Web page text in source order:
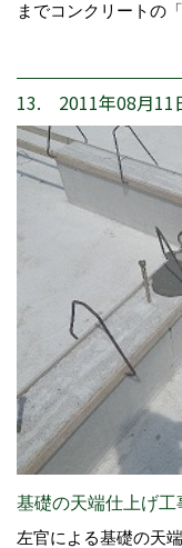
までコンクリートの
13. 2011年08月11
基礎の天端仕上げ工
左官による基礎の天